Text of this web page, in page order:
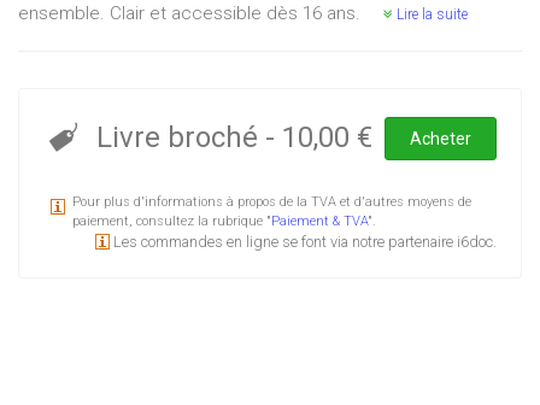
ensemble. Clair et accessible dès 16 ans.
Lire la suite
Livre broché - 10,00 € Acheter
Pour plus d'informations à propos de la TVA et d'autres moyens de
paiement, consultez la rubrique "Paiement & TVA".
Les commandes en ligne se font via notre partenaire i6doc.